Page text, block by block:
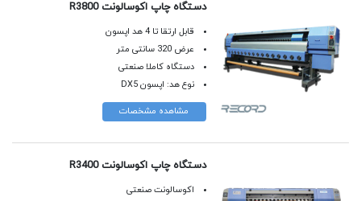
دستگاه چاپ اکوسالونت R3800
قابل ارتقا تا 4 هد اپسون
عرض 320 سانتی متر
دستگاه کاملا صنعتی
نوع هد: اپسون DX5
مشاهده مشخصات
دستگاه چاپ اکوسالونت R3400
اکوسالونت صنعتی